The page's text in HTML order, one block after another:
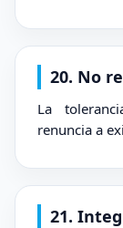
20. No
La
renuncia a
21.